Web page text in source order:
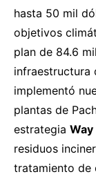
hasta 50 mil
objetivos
plan de 84.6
infraestructura
implementó
plantas de
estrategia
residuos
tratamiento de